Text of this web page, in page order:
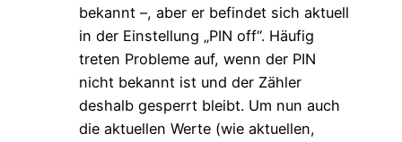
bekannt –, aber er befindet sich aktuell
in der Einstellung „PIN off“. Häufig
treten Probleme auf, wenn der PIN
nicht bekannt ist und der Zähler
deshalb gesperrt bleibt. Um nun auch
die aktuellen Werte (wie aktuellen,